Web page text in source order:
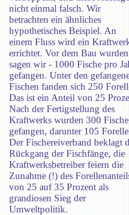
nicht einmal falsch. Wir
betrachten ein ähnliches
hypothetisches Beispiel. An
einem Fluss wird ein
errichtet. Vor dem Bau
sagen wir - 1000 Fische pro
gefangen. Unter den
Fischen fanden sich 250
Das ist ein Anteil von 25
Nach der Fertigstellung des
Kraftwerks wurden 300 Fische
gefangen, darunter 105
Der Fischereiverband beklagt
Rückgang der Fischfänge, die
Kraftwerksbetreiber feiern die
Zunahme (!) des
von 25 auf 35 Prozent als
grandiosen Sieg der
Umweltpolitik.